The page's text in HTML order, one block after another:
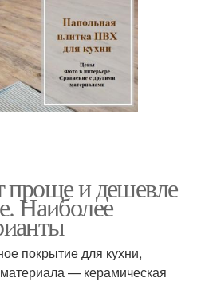
проще и дешевле
Наиболее
покрытие для кухни,
— керамическая